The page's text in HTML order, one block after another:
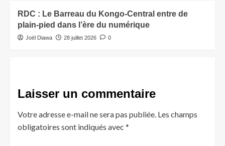
RDC : Le Barreau du Kongo-Central entre de
plain-pied dans l’ère du numérique
Joël Diawa 28 juillet 2026 0
Laisser un commentaire
Votre adresse e-mail ne sera pas publiée. Les champs
obligatoires sont indiqués avec *